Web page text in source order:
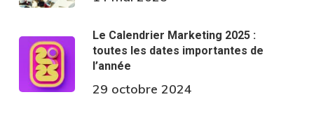
Le Calendrier Marketing 2025 :
toutes les dates importantes de
l’année
29 octobre 2024